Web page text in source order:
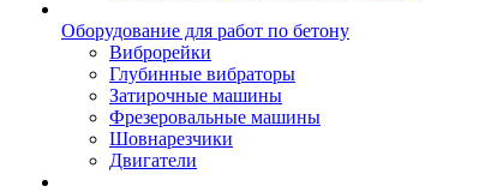
Оборудование для работ по бетону
Виброрейки
Глубинные вибраторы
Затирочные машины
Фрезеровальные машины
Шовнарезчики
Двигатели